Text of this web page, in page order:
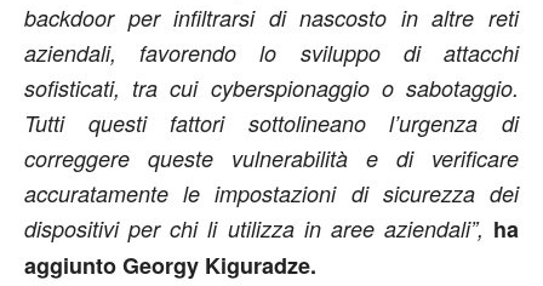
backdoor per infiltrarsi di nascosto in altre reti
aziendali, favorendo lo sviluppo di attacchi
sofisticati, tra cui cyberspionaggio o sabotaggio.
Tutti questi fattori sottolineano l’urgenza di
correggere queste vulnerabilità e di verificare
accuratamente le impostazioni di sicurezza dei
dispositivi per chi li utilizza in aree aziendali”, ha
aggiunto Georgy Kiguradze.